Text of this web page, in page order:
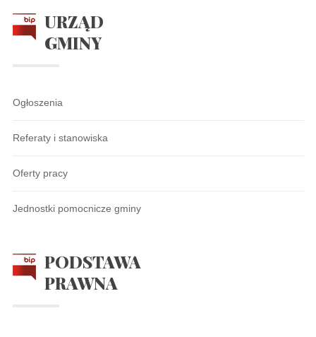
URZĄD
GMINY
Ogłoszenia
Referaty i stanowiska
Oferty pracy
Jednostki pomocnicze gminy
PODSTAWA
PRAWNA